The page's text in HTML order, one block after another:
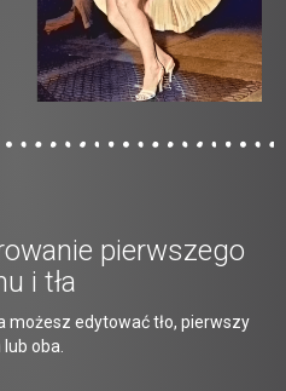
pierwszego
i tła
możesz edytować tło, pierwszy
oba.